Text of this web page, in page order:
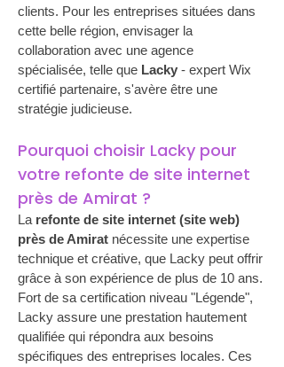
clients. Pour les entreprises situées dans
cette belle région, envisager la
collaboration avec une agence
spécialisée, telle que Lacky - expert Wix
certifié partenaire, s'avère être une
stratégie judicieuse.
Pourquoi choisir Lacky pour
votre refonte de site internet
près de Amirat ?
La refonte de site internet (site web)
près de Amirat nécessite une expertise
technique et créative, que Lacky peut offrir
grâce à son expérience de plus de 10 ans.
Fort de sa certification niveau "Légende",
Lacky assure une prestation hautement
qualifiée qui répondra aux besoins
spécifiques des entreprises locales. Ces